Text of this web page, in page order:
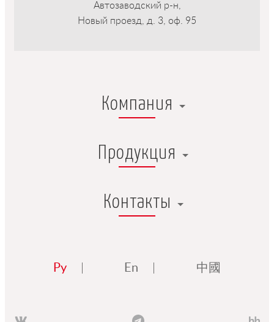
Автозаводский р-н,
Новый проезд, д. 3, оф. 95
Компания
Продукция
Контакты
Ру En 中國